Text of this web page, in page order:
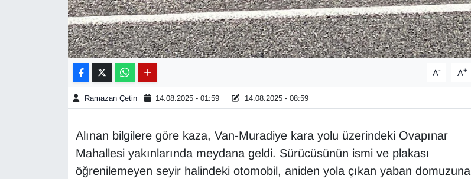
A- A+
Ramazan Çetin 14.08.2025 - 01:59 14.08.2025 - 08:59
Alınan bilgilere göre kaza, Van-Muradiye kara yolu üzerindeki Ovapınar
Mahallesi yakınlarında meydana geldi. Sürücüsünün ismi ve plakası
öğrenilemeyen seyir halindeki otomobil, aniden yola çıkan yaban domuzuna
En çok konuşulanlar